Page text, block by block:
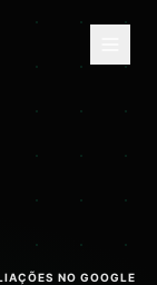
NO GOOGLE